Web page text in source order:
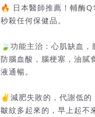
🔥 日本醫師推薦！輔酶
秒殺任何保健品。
🍃功能主治：心肌缺血
防腦血酸，腦梗塞，油膩
液通暢。
✌️減肥失敗的，代謝低的
皺紋多起來的，早上起不